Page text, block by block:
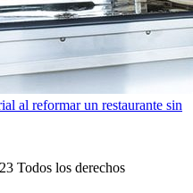
al reformar un restaurante sin
Todos los derechos